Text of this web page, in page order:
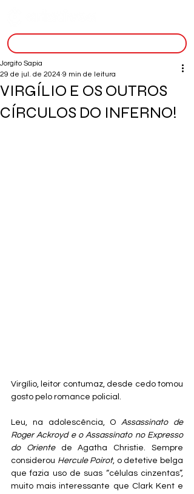
VIRGÍLIO E OS OUTROS
CÍRCULOS DO INFERNO!
Jorgito Sapia
29 de jul. de 2024 9 min de leitura
Virgílio, leitor contumaz, desde cedo tomou
gosto pelo romance policial.
Leu, na adolescência, O Assassinato de
Roger Ackroyd e o Assassinato no Expresso
do Oriente de Agatha Christie. Sempre
considerou Hercule Poirot, o detetive belga
que fazia uso de suas “células cinzentas”,
muito mais interessante que Clark Kent e